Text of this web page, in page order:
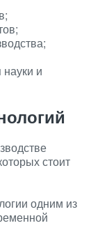
и
стоит
одним из